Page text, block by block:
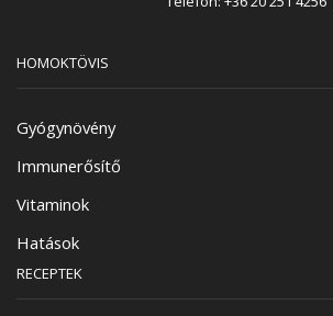
HOMOKTÖVIS
Gyógynövény
Immunerősítő
Vitaminok
Hatások
RECEPTEK